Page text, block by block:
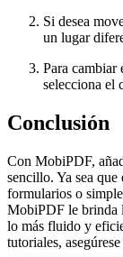
Si desea
un lugar
Para cambiar
selecciona el
Conclusión
Con MobiPDF,
sencillo. Ya sea
formularios o
MobiPDF le brinda
lo más fluido y
tutoriales,